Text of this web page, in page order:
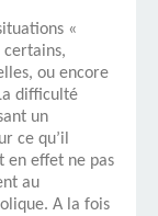
«
ou encore
difficulté
un
ce qu’il
en effet ne pas
au
A la fois